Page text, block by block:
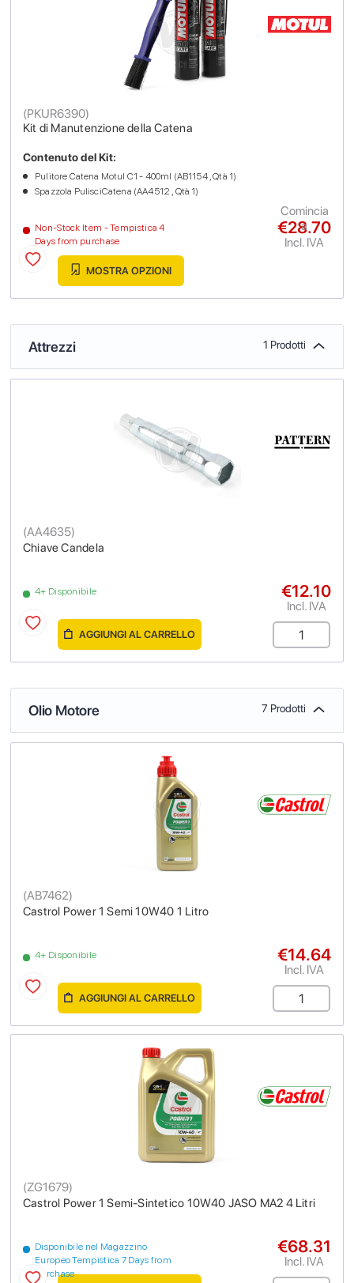
Kit di Manutenzione della Catena
(PKUR6390)
Non-Stock Item - Tempistica 4
Days from purchase
Contenuto del Kit:
Pulitore Catena Motul C1 - 400ml (AB1154 , Qtà 1)
Spazzola PulisciCatena (AA4512 , Qtà 1)
€28.70
Incl. IVA
Comincia
a
MOSTRA OPZIONI
Attrezzi 1 Prodotti
Chiave Candela
(AA4635)
4+ Disponibile €12.10
Incl. IVA
AGGIUNGI AL CARRELLO
Olio Motore 7 Prodotti
Castrol Power 1 Semi 10W40 1 Litro
(AB7462)
4+ Disponibile €14.64
Incl. IVA
AGGIUNGI AL CARRELLO
Castrol Power 1 Semi-Sintetico 10W40 JASO MA2 4 Litri
(ZG1679)
Disponibile nel Magazzino
Europeo Tempistica 7 Days from
purchase
€68.31
Incl. IVA